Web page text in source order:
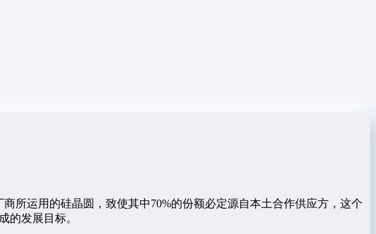
所运用的硅晶圆，致使其中70%的份额必定源自本土合作供应方，这个
的发展目标。